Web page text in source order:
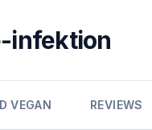
infektion
VEGAN REVIEWS